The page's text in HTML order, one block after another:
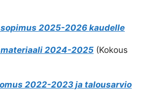
2025-2026 kaudelle
2024-2025 (Kokous
2022-2023 ja talousarvio